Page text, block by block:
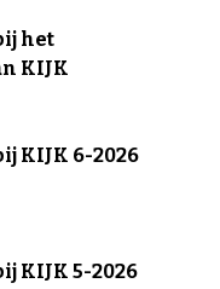
het
KIJK
KIJK 6-2026
KIJK 5-2026